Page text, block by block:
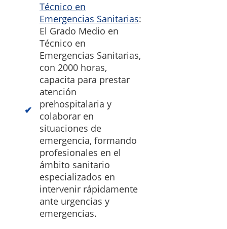
Técnico en
Emergencias Sanitarias:
El Grado Medio en
Técnico en
Emergencias Sanitarias,
con 2000 horas,
capacita para prestar
atención
prehospitalaria y
colaborar en
situaciones de
emergencia, formando
profesionales en el
ámbito sanitario
especializados en
intervenir rápidamente
ante urgencias y
emergencias.